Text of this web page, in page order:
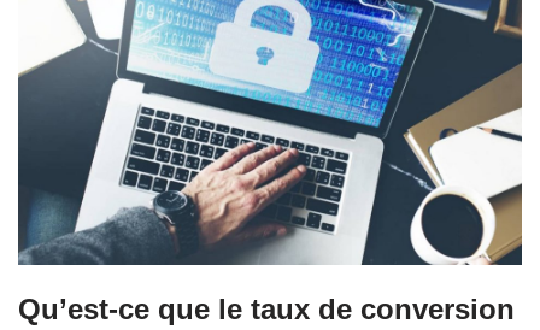
Qu’est-ce que le taux de conversion